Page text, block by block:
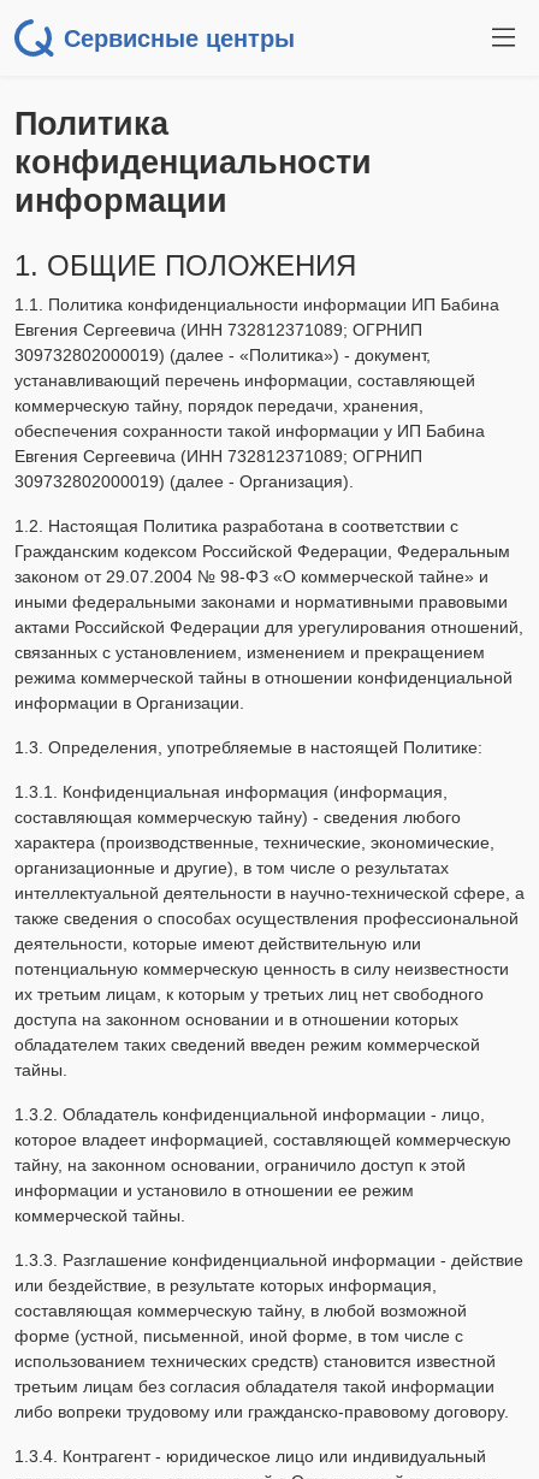
Сервисные центры
Политика
конфиденциальности
информации
1. ОБЩИЕ ПОЛОЖЕНИЯ
1.1. Политика конфиденциальности информации ИП Бабина
Евгения Сергеевича (ИНН 732812371089; ОГРНИП
309732802000019) (далее - «Политика») - документ,
устанавливающий перечень информации, составляющей
коммерческую тайну, порядок передачи, хранения,
обеспечения сохранности такой информации у ИП Бабина
Евгения Сергеевича (ИНН 732812371089; ОГРНИП
309732802000019) (далее - Организация).
1.2. Настоящая Политика разработана в соответствии с
Гражданским кодексом Российской Федерации, Федеральным
законом от 29.07.2004 № 98-ФЗ «О коммерческой тайне» и
иными федеральными законами и нормативными правовыми
актами Российской Федерации для урегулирования отношений,
связанных с установлением, изменением и прекращением
режима коммерческой тайны в отношении конфиденциальной
информации в Организации.
1.3. Определения, употребляемые в настоящей Политике:
1.3.1. Конфиденциальная информация (информация,
составляющая коммерческую тайну) - сведения любого
характера (производственные, технические, экономические,
организационные и другие), в том числе о результатах
интеллектуальной деятельности в научно-технической сфере, а
также сведения о способах осуществления профессиональной
деятельности, которые имеют действительную или
потенциальную коммерческую ценность в силу неизвестности
их третьим лицам, к которым у третьих лиц нет свободного
доступа на законном основании и в отношении которых
обладателем таких сведений введен режим коммерческой
тайны.
1.3.2. Обладатель конфиденциальной информации - лицо,
которое владеет информацией, составляющей коммерческую
тайну, на законном основании, ограничило доступ к этой
информации и установило в отношении ее режим
коммерческой тайны.
1.3.3. Разглашение конфиденциальной информации - действие
или бездействие, в результате которых информация,
составляющая коммерческую тайну, в любой возможной
форме (устной, письменной, иной форме, в том числе с
использованием технических средств) становится известной
третьим лицам без согласия обладателя такой информации
либо вопреки трудовому или гражданско-правовому договору.
1.3.4. Контрагент - юридическое лицо или индивидуальный